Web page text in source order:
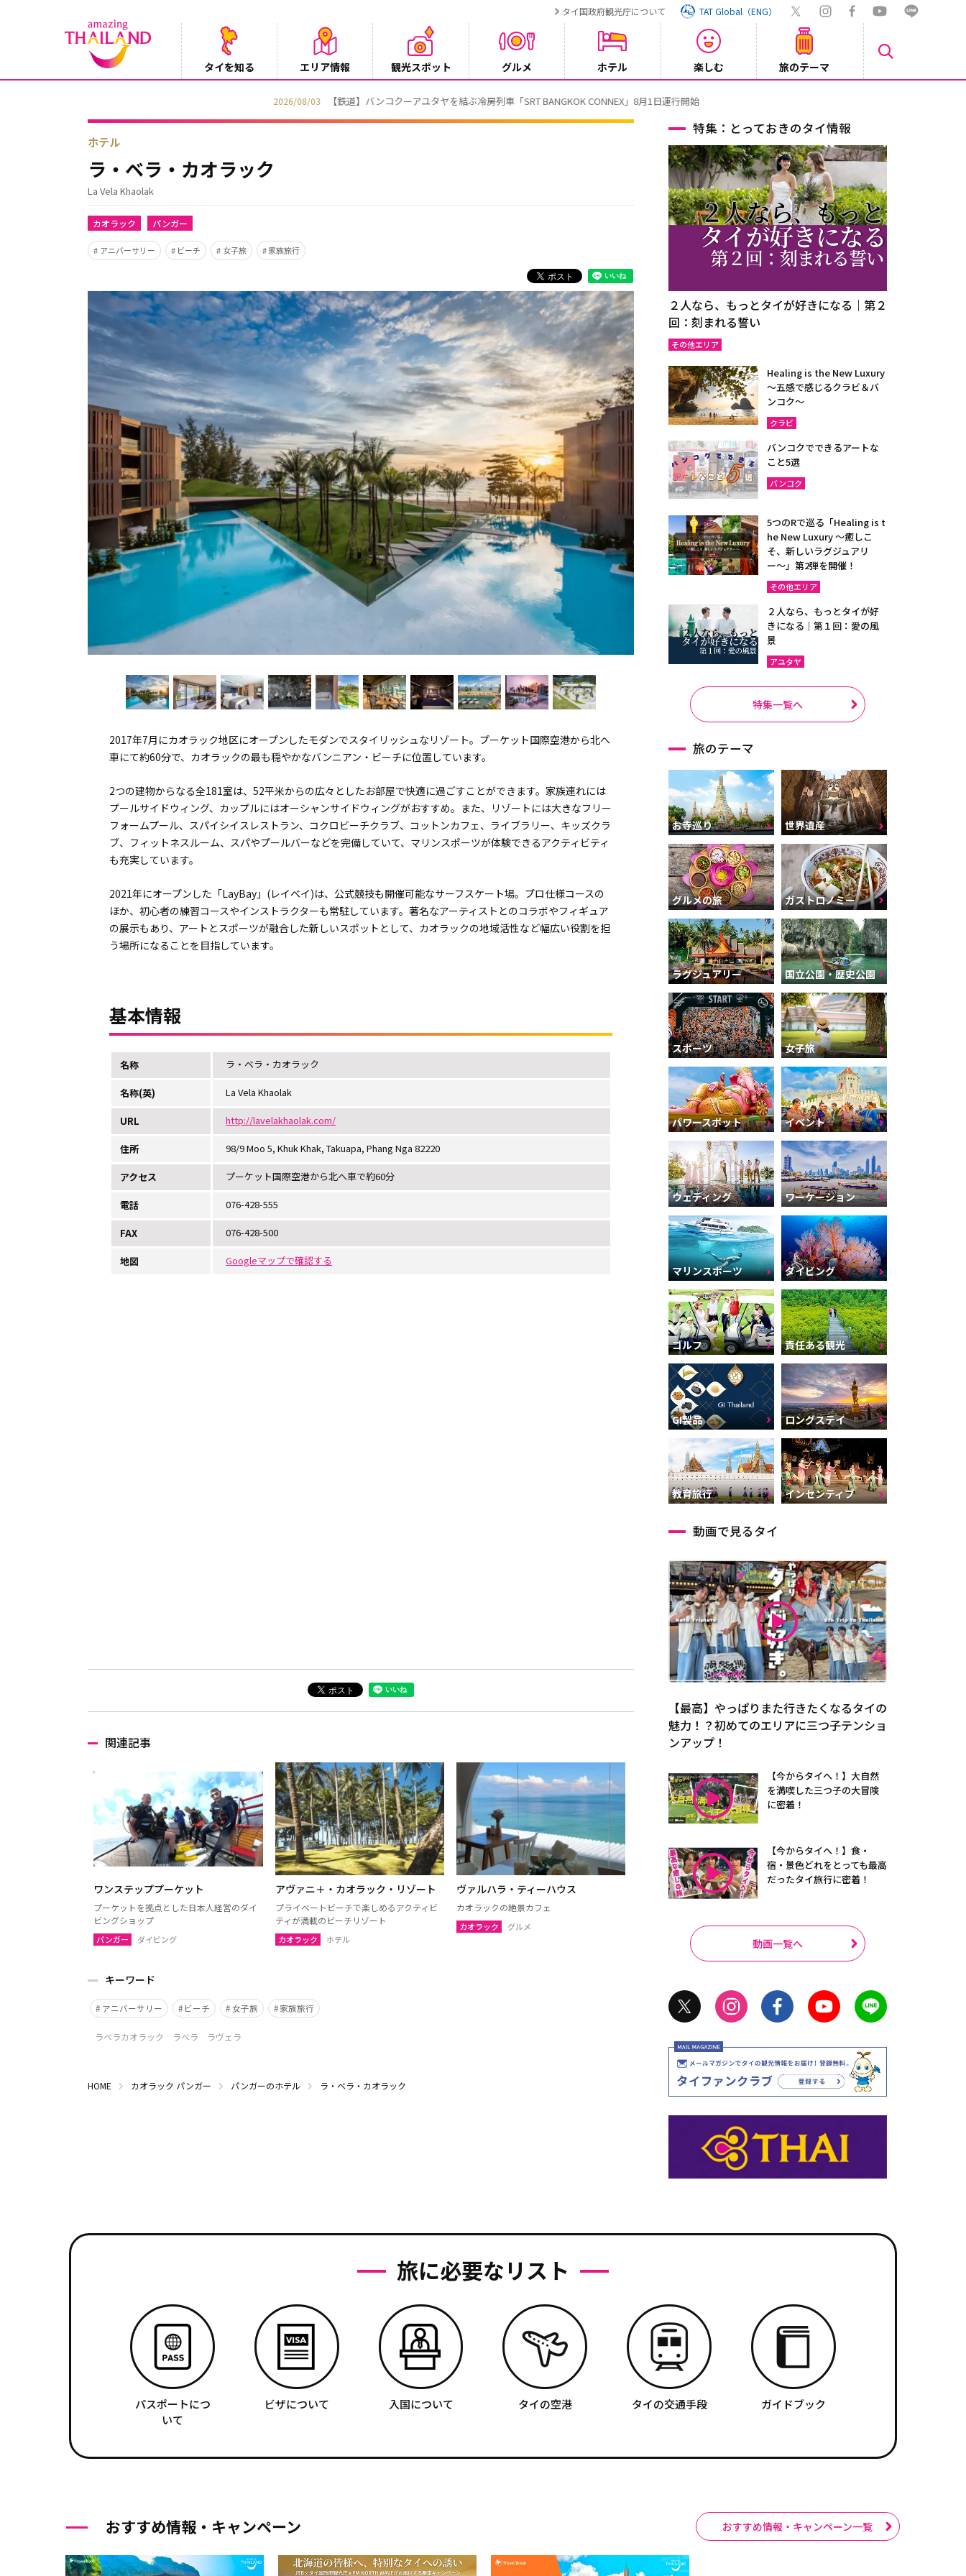
タイ国政府観光庁について TAT Global（ENG）
タイを知る エリア情報 観光スポット グルメ ホテル 楽しむ 旅のテーマ
【鉄道】バンコクーアユタヤを結ぶ冷房列車「SRT BANGKOK CONNEX」8月1日運行開始
ホテル
ラ・ベラ・カオラック
La Vela Khaolak
カオラック パンガー
アニバーサリー ビーチ 女子旅 家族旅行
2017年7月にカオラック地区にオープンしたモダンでスタイリッシュなリゾート。プーケット国際空港から北へ
車にて約60分で、カオラックの最も穏やかなバンニアン・ビーチに位置しています。
2つの建物からなる全181室は、52平米からの広々としたお部屋で快適に過ごすことができます。家族連れには
プールサイドウィング、カップルにはオーシャンサイドウィングがおすすめ。また、リゾートには大きなフリー
フォームプール、スパイシイスレストラン、コクロビーチクラブ、コットンカフェ、ライブラリー、キッズクラ
ブ、フィットネスルーム、スパやプールバーなどを完備していて、マリンスポーツが体験できるアクティビティ
も充実しています。
2021年にオープンした「LayBay」(レイベイ)は、公式競技も開催可能なサーフスケート場。プロ仕様コースの
ほか、初心者の練習コースやインストラクターも常駐しています。著名なアーティストとのコラボやフィギュア
の展示もあり、アートとスポーツが融合した新しいスポットとして、カオラックの地域活性など幅広い役割を担
う場所になることを目指しています。
基本情報
名称 ラ・ベラ・カオラック
名称(英) La Vela Khaolak
URL http://lavelakhaolak.com/
住所 98/9 Moo 5, Khuk Khak, Takuapa, Phang Nga 82220
アクセス プーケット国際空港から北へ車で約60分
電話 076-428-555
FAX 076-428-500
地図 Googleマップで確認する
関連記事
ワンステッププーケット
プーケットを拠点とした日本人経営のダイ
ビングショップ
パンガー ダイビング
アヴァニ＋・カオラック・リゾート
プライベートビーチで楽しめるアクティビ
ティが満載のビーチリゾート
カオラック ホテル
ヴァルハラ・ティーハウス
カオラックの絶景カフェ
カオラック グルメ
キーワード
アニバーサリー ビーチ 女子旅 家族旅行
ラベラカオラック ラベラ ラヴェラ
HOME カオラック パンガー パンガーのホテル ラ・ベラ・カオラック
特集：とっておきのタイ情報
２人なら、もっとタイが好きになる｜第２
回：刻まれる誓い
その他エリア
Healing is the New Luxury
～五感で感じるクラビ＆バ
ンコク～
クラビ
バンコクでできるアートな
こと5選
バンコク
5つのRで巡る「Healing is t
he New Luxury ～癒しこ
そ、新しいラグジュアリ
ー〜」第2弾を開催！
その他エリア
２人なら、もっとタイが好
きになる｜第１回：愛の風
景
アユタヤ
特集一覧へ
旅のテーマ
お寺巡り 世界遺産
グルメの旅 ガストロノミー
ラグジュアリー 国立公園・歴史公園
スポーツ 女子旅
パワースポット イベント
ウェディング ワーケーション
マリンスポーツ ダイビング
ゴルフ 責任ある観光
GI製品 ロングステイ
教育旅行 インセンティブ
動画で見るタイ
【最高】やっぱりまた行きたくなるタイの
魅力！？初めてのエリアに三つ子テンショ
ンアップ！
【今からタイへ！】大自然
を満喫した三つ子の大冒険
に密着！
【今からタイへ！】食・
宿・景色どれをとっても最高
だったタイ旅行に密着！
動画一覧へ
旅に必要なリスト
パスポートにつ
いて
ビザについて 入国について タイの空港 タイの交通手段 ガイドブック
おすすめ情報・キャンペーン おすすめ情報・キャンペーン一覧